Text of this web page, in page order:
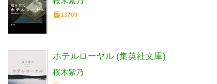
13709
ホテルローヤル (集英社文庫)
桜木紫乃